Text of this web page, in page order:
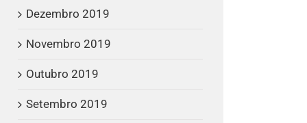
Dezembro 2019
Novembro 2019
Outubro 2019
Setembro 2019